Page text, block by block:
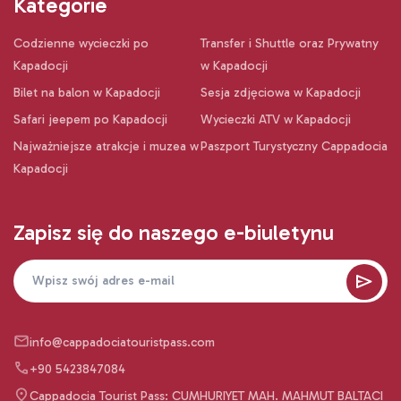
Codzienne wycieczki po
Kapadocji
Transfer i Shuttle oraz Prywatny
w Kapadocji
Bilet na balon w Kapadocji
Sesja zdjęciowa w Kapadocji
Safari jeepem po Kapadocji
Wycieczki ATV w Kapadocji
Najważniejsze atrakcje i muzea w
Kapadocji
Paszport Turystyczny Cappadocia
Zapisz się do naszego e-biuletynu
info@cappadociatouristpass.com
+90 5423847084
Cappadocia Tourist Pass: CUMHURIYET MAH. MAHMUT BALTACI